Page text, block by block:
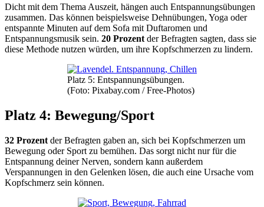
Dicht mit dem Thema Auszeit, hängen auch Entspannungsübungen
zusammen. Das können beispielsweise Dehnübungen, Yoga oder
entspannte Minuten auf dem Sofa mit Duftaromen und
Entspannungsmusik sein. 20 Prozent der Befragten sagten, dass sie
diese Methode nutzen würden, um ihre Kopfschmerzen zu lindern.
Platz 5: Entspannungsübungen.
(Foto: Pixabay.com / Free-Photos)
Platz 4: Bewegung/Sport
32 Prozent der Befragten gaben an, sich bei Kopfschmerzen um
Bewegung oder Sport zu bemühen. Das sorgt nicht nur für die
Entspannung deiner Nerven, sondern kann außerdem
Verspannungen in den Gelenken lösen, die auch eine Ursache vom
Kopfschmerz sein können.